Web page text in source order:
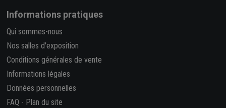
Informations pratiques
Qui sommes-nous
Nos salles d'exposition
Conditions générales de vente
Informations légales
Données personnelles
FAQ - Plan du site